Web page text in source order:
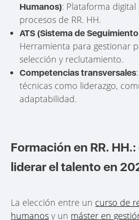
Humanos): Plataforma
procesos de RR. HH.
ATS (Sistema de
Herramienta para gestionar
selección y reclutamiento.
Competencias transversales
técnicas como liderazgo,
adaptabilidad.
Formación en RR.
liderar el talento en
La elección entre un curso de
humanos y un máster en